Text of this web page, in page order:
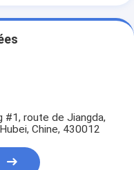
#1, route de Jiangda,
Chine, 430012